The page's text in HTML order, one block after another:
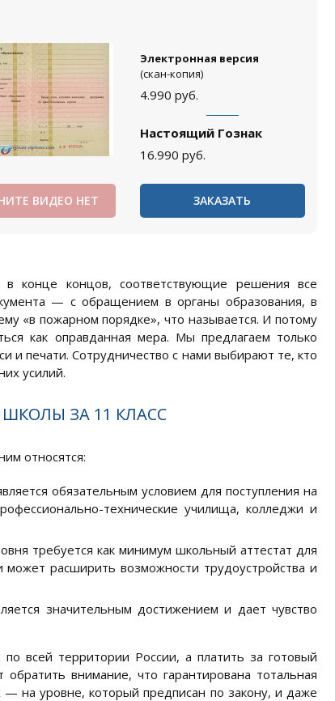
Электронная версия
(скан-копия)
4.990 руб.
Настоящий Гознак
16.990 руб.
ВИДЕО НЕТ ЗАКАЗАТЬ
конце концов, соответствующие решения все
— с обращением в органы образования, в
«в пожарном порядке», что называется. И потому
как оправданная мера. Мы предлагаем только
и печати. Сотрудничество с нами выбирают те, кто
усилий.
ЗА 11 КЛАСС
относятся:
обязательным условием для поступления на
технические училища, колледжи и
требуется как минимум школьный аттестат для
может расширить возможности трудоустройства и
значительным достижением и дает чувство
всей территории России, а платить за готовый
внимание, что гарантирована тотальная
на уровне, который предписан по закону, и даже